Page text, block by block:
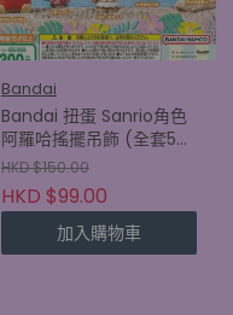
Bandai
Bandai 扭蛋 Sanrio角色
阿羅哈搖擺吊飾 (全套5
款)
HKD $150.00
HKD $99.00
加入購物車